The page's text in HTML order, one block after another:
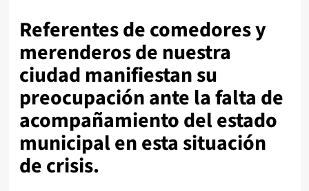
Referentes de comedores y
merenderos de nuestra
ciudad manifiestan su
preocupación ante la falta de
acompañamiento del estado
municipal en esta situación
de crisis.